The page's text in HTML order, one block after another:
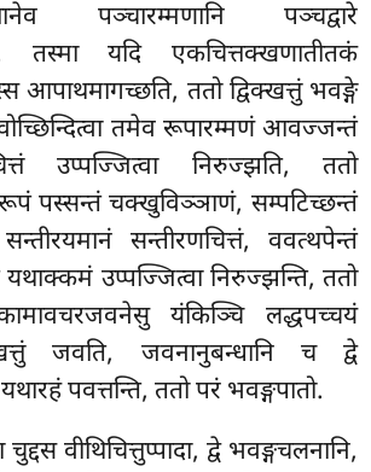
पञ्चारम्मणानि पञ्चद्वारे
तस्मा यदि एकचित्तक्खणातीतकं
आपाथमागच्छति, ततो द्विक्खत्तुं भवङ्गे
तमेव रूपारम्मणं आवज्जन्तं
उप्पज्जित्वा निरुज्झति, ततो
पस्सन्तं चक्खुविञ्ञाणं, सम्पटिच्छन्तं
सन्तीरणचित्तं, ववत्थपेन्तं
यथाक्कमं उप्पज्जित्वा निरुज्झन्ति, ततो
यंकिञ्चि लद्धपच्चयं
जवति, जवनानुबन्धानि च द्वे
पवत्तन्ति, ततो परं भवङ्गपातो.
चुद्दस वीथिचित्तुप्पादा, द्वे भवङ्गचलनानि,